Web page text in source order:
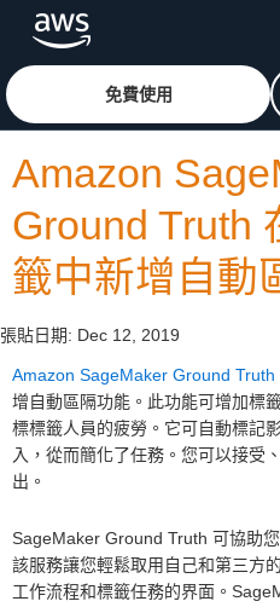
跳至主要內容按一下這裡可返回
免費使用
Amazon
Ground Truth
籤中新增自動
張貼日期: Dec 12, 2019
Amazon SageMaker Ground Truth
增自動區隔功能。此功能可增加標
標標籤人員的疲勞。它可自動標記
入，從而簡化了任務。您可以接受
出。
SageMaker Ground Truth 可協助
該服務讓您輕鬆取用自己和第三方
工作流程和標籤任務的界面。